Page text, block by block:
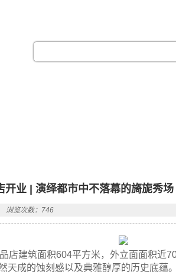
业 | 演绎都市中不落幕的旖旎秀场
浏览次数：746
店建筑面积604平方米，外立面面积近
天成的蚀刻感以及典雅醇厚的历史底蕴